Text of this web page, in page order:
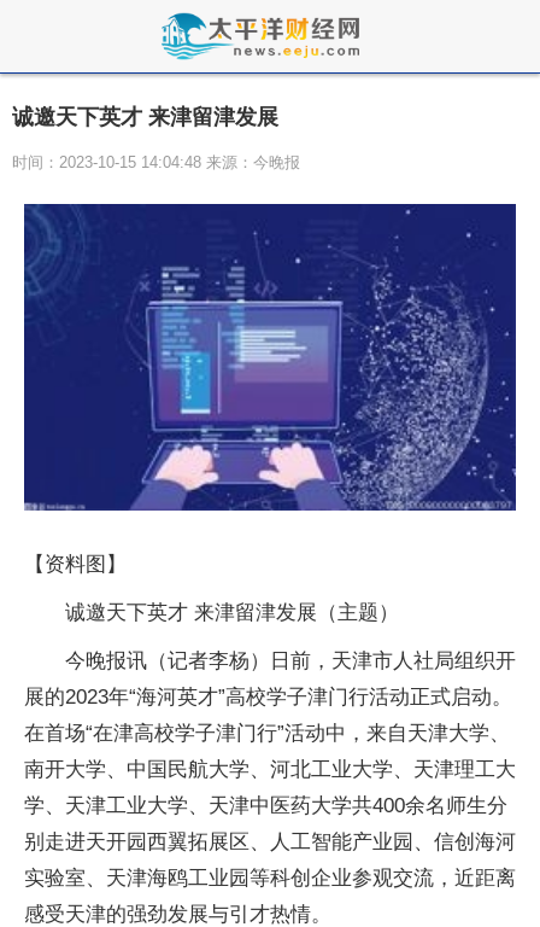
诚邀天下英才 来津留津发展
时间：2023-10-15 14:04:48 来源：今晚报
【资料图】
诚邀天下英才 来津留津发展（主题）
今晚报讯（记者李杨）日前，天津市人社局组织开
展的2023年“海河英才”高校学子津门行活动正式启动。
在首场“在津高校学子津门行”活动中，来自天津大学、
南开大学、中国民航大学、河北工业大学、天津理工大
学、天津工业大学、天津中医药大学共400余名师生分
别走进天开园西翼拓展区、人工智能产业园、信创海河
实验室、天津海鸥工业园等科创企业参观交流，近距离
感受天津的强劲发展与引才热情。